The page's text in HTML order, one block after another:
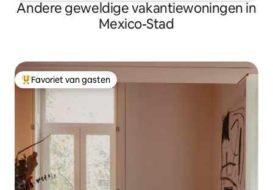
Andere geweldige vakantiewoningen in
Mexico-Stad
Topfavoriet van gasten
Favoriet van gasten